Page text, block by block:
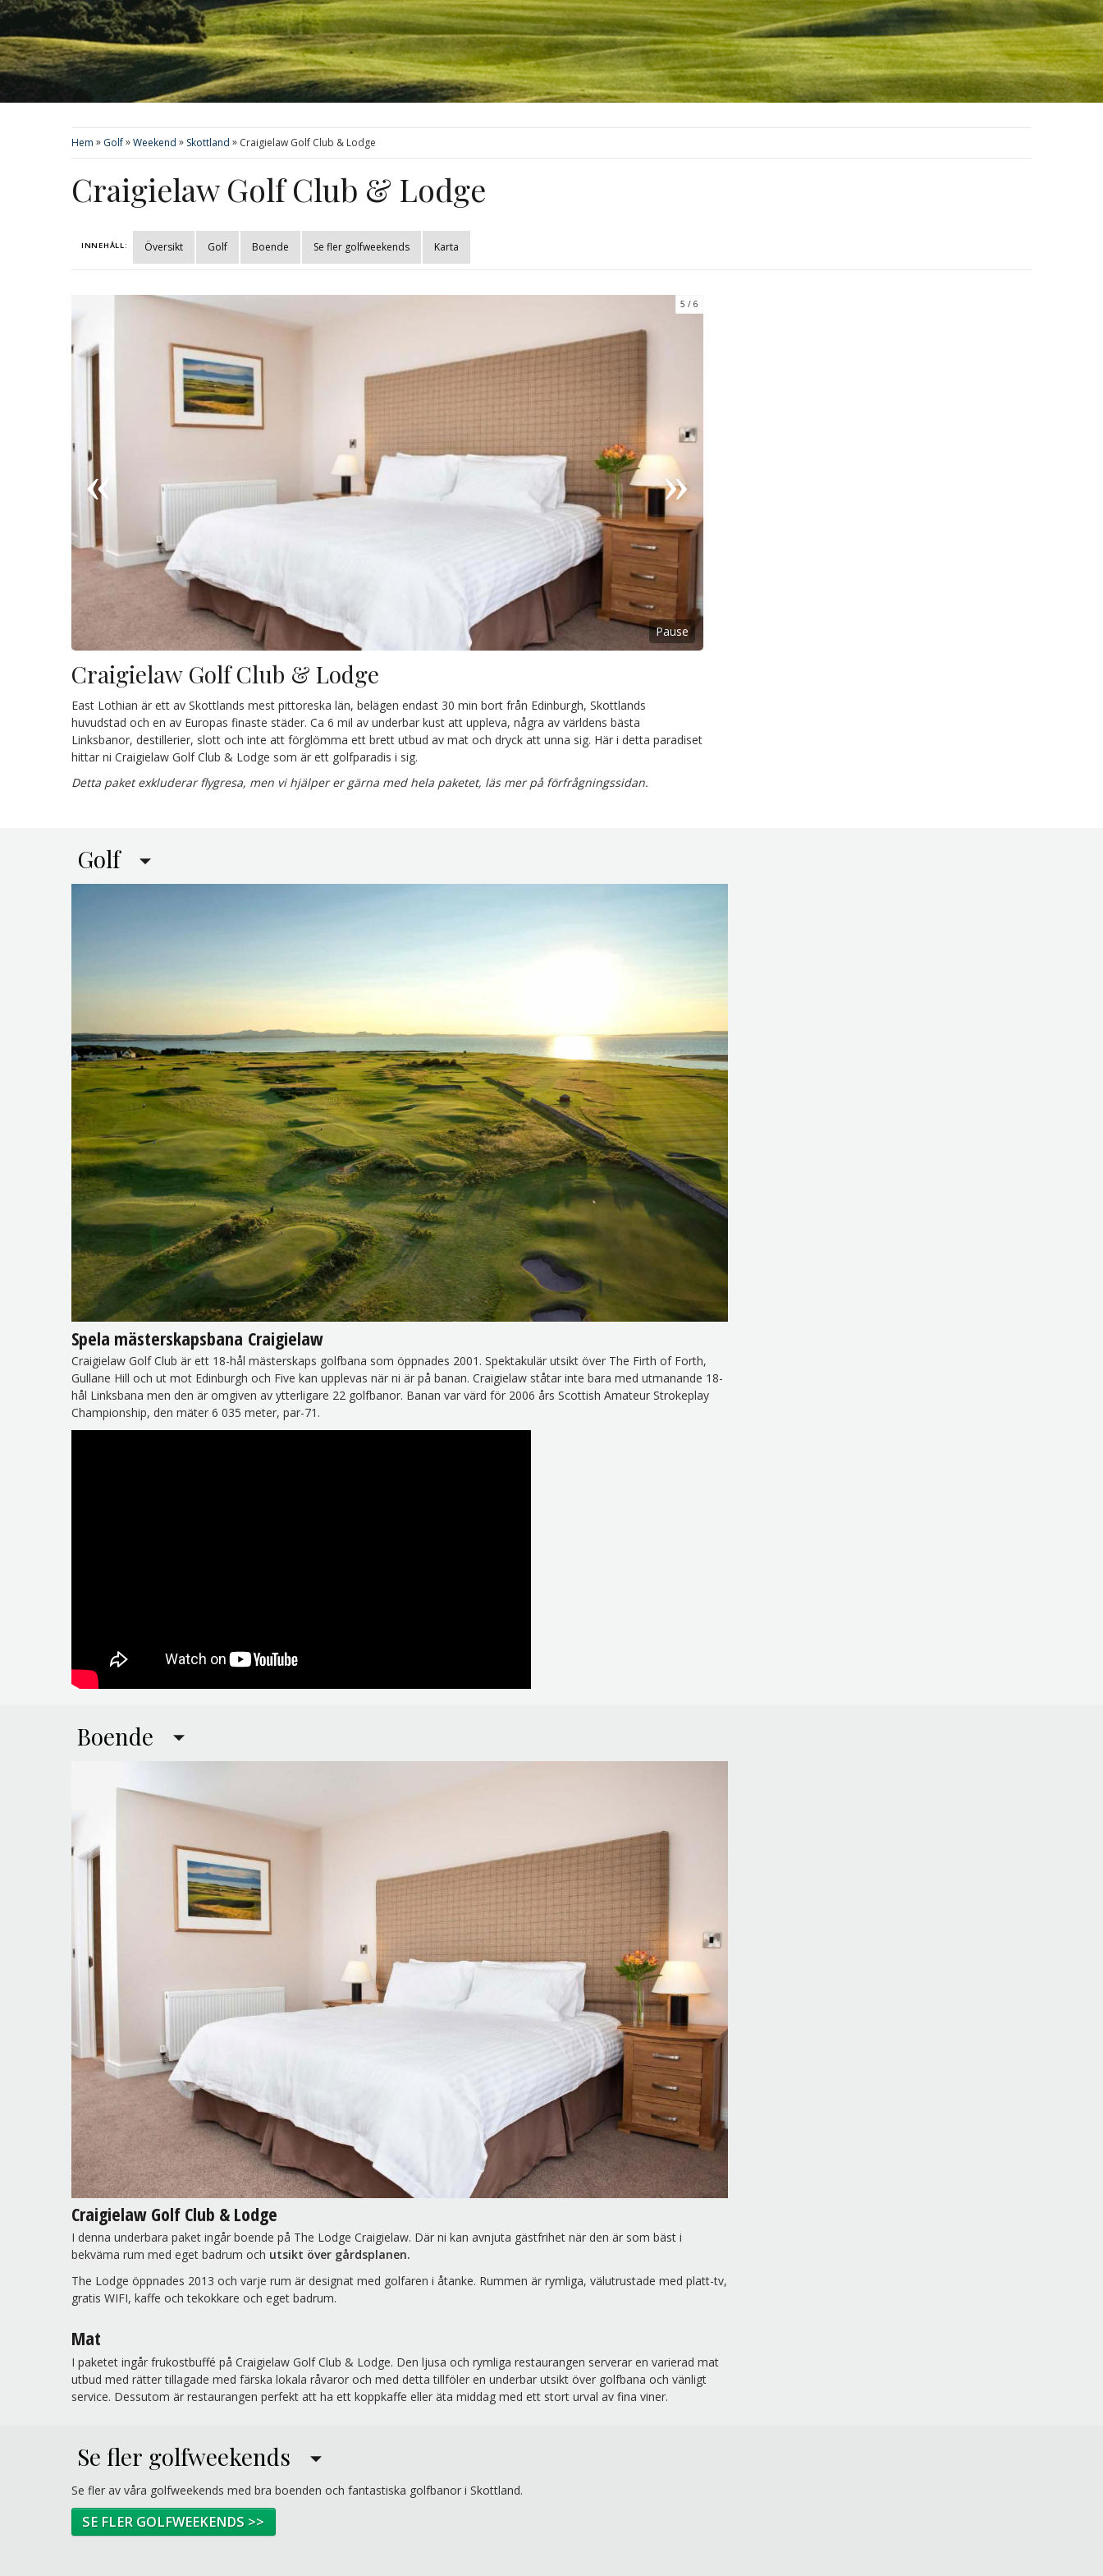
Hem » Golf»Weekend » Skottland » Craigielaw Golf Club & Lodge
Craigielaw Golf Club & Lodge
INNEHÅLL: Översikt Golf Boende Se fler golfweekends Karta
5 6
Pause
Craigielaw Golf Club & Lodge
East Lothian är ett av Skottlands mest pittoreska län, belägen endast 30 min bort från Edinburgh, Skottlands
huvudstad och en av Europas finaste städer. Ca 6 mil av underbar kust att uppleva, några av världens bästa
Linksbanor, destillerier, slott och inte att förglömma ett brett utbud av mat och dryck att unna sig. Här i detta paradiset
hittar ni Craigielaw Golf Club & Lodge som är ett golfparadis i sig.
Detta paket exkluderar flygresa, men vi hjälper er gärna med hela paketet, läs mer på förfrågningssidan.
Golf
Spela mästerskapsbana Craigielaw
Craigielaw Golf Club är ett 18-hål mästerskaps golfbana som öppnades 2001. Spektakulär utsikt över The Firth of Forth,
Gullane Hill och ut mot Edinburgh och Five kan upplevas när ni är på banan. Craigielaw ståtar inte bara med utmanande 18-
hål Linksbana men den är omgiven av ytterligare 22 golfbanor. Banan var värd för 2006 års Scottish Amateur Strokeplay
Championship, den mäter 6 035 meter, par-71.
Boende
Craigielaw Golf Club & Lodge
I denna underbara paket ingår boende på The Lodge Craigielaw. Där ni kan avnjuta gästfrihet när den är som bäst i
bekväma rum med eget badrum och utsikt över gårdsplanen.
The Lodge öppnades 2013 och varje rum är designat med golfaren i åtanke. Rummen är rymliga, välutrustade med platt-tv,
gratis WIFI, kaffe och tekokkare och eget badrum.
Mat
I paketet ingår frukostbuffé på Craigielaw Golf Club & Lodge. Den ljusa och rymliga restaurangen serverar en varierad mat
utbud med rätter tillagade med färska lokala råvaror och med detta tillföler en underbar utsikt över golfbana och vänligt
service. Dessutom är restaurangen perfekt att ha ett koppkaffe eller äta middag med ett stort urval av fina viner.
Se fler golfweekends
Se fler av våra golfweekends med bra boenden och fantastiska golfbanor i Skottland.
SE FLER GOLFWEEKENDS >>